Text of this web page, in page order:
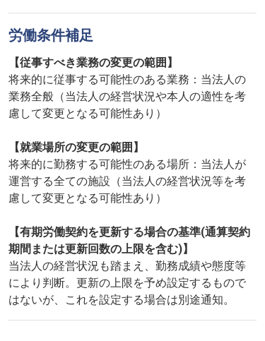
労働条件補足
【従事すべき業務の変更の範囲】
将来的に従事する可能性のある業務：当法人の
業務全般（当法人の経営状況や本人の適性を考
慮して変更となる可能性あり）
【就業場所の変更の範囲】
将来的に勤務する可能性のある場所：当法人が
運営する全ての施設（当法人の経営状況等を考
慮して変更となる可能性あり）
【有期労働契約を更新する場合の基準(通算契約
期間または更新回数の上限を含む)】
当法人の経営状況も踏まえ、勤務成績や態度等
により判断。更新の上限を予め設定するもので
はないが、これを設定する場合は別途通知。